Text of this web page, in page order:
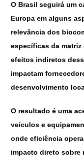
O Brasil seguirá um
Europa em alguns
relevância dos
específicas da
efeitos indiretos
impactam
desenvolvimento
O resultado é uma
veículos e
onde eficiência
impacto direto sobre